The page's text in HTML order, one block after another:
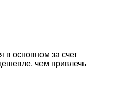
в основном за счет
чем привлечь